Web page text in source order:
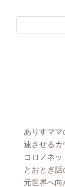
ありすママ
速させるカ
コロノネ
とおとぎ
元世界へ向